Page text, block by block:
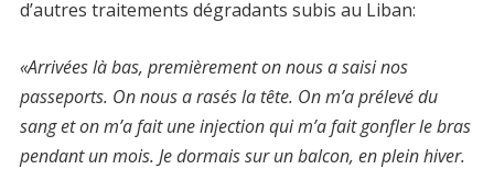
d’autres traitements dégradants subis au Liban:
«Arrivées là bas, premièrement on nous a saisi nos
passeports. On nous a rasés la tête. On m’a prélevé du
sang et on m’a fait une injection qui m’a fait gonfler le bras
pendant un mois. Je dormais sur un balcon, en plein hiver.